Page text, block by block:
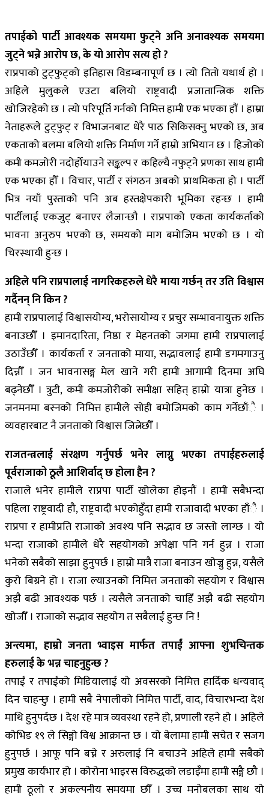
तपाईको पार्टी आवश्यक समयमा फुट्ने अनि अनावश्यक समयमा
जुट्ने भन्ने आरोप छ, के यो आरोप सत्य हो ?
राप्रपाको टुट्फुट्को इतिहास विडम्बनापूर्ण छ । त्यो तितो यथार्थ हो ।
अहिले मुलुकले एउटा बलियो राष्ट्रवादी प्रजातान्त्रिक शक्ति
खोजिरहेको छ । त्यो परिपूर्ति गर्नको निमित्त हामी एक भएका हौं । हाम्रा
नेताहरूले टुट्फुट् र विभाजनबाट धेरै पाठ सिकिसक्नु भएको छ, अब
एकताको बलमा बलियो शक्ति निर्माण गर्ने हाम्रो अभियान छ । हिजोको
कमी कमजोरी नदोर्होयाउने सङ्कल्प र कहिल्यै नफुट्ने प्रणका साथ हामी
एक भएका हौँ । विचार, पार्टी र संगठन अबको प्राथमिकता हो । पार्टी
भित्र नयाँ पुस्ताको पनि अब हस्तक्षेपकारी भूमिका रहन्छ । हामी
पार्टीलाई एकजुट् बनाएर लैजान्छौ । राप्रपाको एकता कार्यकर्ताको
भावना अनुरुप भएको छ, समयको माग बमोजिम भएको छ । यो
चिरस्थायी हुन्छ ।
अहिले पनि राप्रपालाई नागरिकहरुले धेरै माया गर्छन् तर उति विश्वास
गर्दैनन् नि किन ?
हामी राप्रपालाई विश्वासयोग्य, भरोसायोग्य र प्रचुर सम्भावनायुक्त शक्ति
बनाउछौँ । इमानदारिता, निष्ठा र मेहनतको जगमा हामी राप्रपालाई
उठाउँछौँ । कार्यकर्ता र जनताको माया, सद्भावलाई हामी डगमगाउनु
दिन्नौँ । जन भावनासङ्ग मेल खाने गरी हामी आगामी दिनमा अघि
बढ्नेछौँ । त्रुटी, कमी कमजोरीको समीक्षा सहित् हाम्रो यात्रा हुनेछ ।
जनमनमा बस्नको निमित्त हामीले सोही बमोजिमको काम गर्नेछाँै ।
व्यवहारबाट नै जनताको विश्वास जित्नेछौँ ।
राजतन्त्रलाई संरक्षण गर्नुपर्छ भनेर लाग्नु भएका तपाईहरुलाई
पूर्वराजाको ठूलै आशिर्वाद् छ होला हैन ?
राजाले भनेर हामीले राप्रपा पार्टी खोलेका होइनौं । हामी सबैभन्दा
पहिला राष्ट्रवादी हौ, राष्ट्रवादी भएकोहुँदा हामी राजावादी भएका हाँै ।
राप्रपा र हामीप्रति राजाको अवश्य पनि सद्भाव छ जस्तो लाग्छ । यो
भन्दा राजाको हामीले धेरै सहयोगको अपेक्षा पनि गर्न हुन्न । राजा
भनेको सबैको साझा हुनुपर्छ । हाम्रो मात्रै राजा बनाउन खोज्नु हुन्न, यसैले
कुरो बिग्रने हो । राजा ल्याउनको निमित्त जनताको सहयोग र विश्वास
अझै बढी आवश्यक पर्छ । त्यसैले जनताको चाहिँ अझै बढी सहयोग
खोजौँ । राजाको सद्भाव सहयोग त सबैलाई हुन्छ नि !
अन्त्यमा, हाम्रो जनता भ्वाइस मार्फत तपाईं आफ्ना शुभचिन्तक
हरुलाई के भन्न चाहनुहुन्छ ?
तपाईं र तपाईंको मिडियालाई यो अवसरको निमित्त हार्दिक धन्यवाद्
दिन चाहन्छु । हामी सबै नेपालीको निमित्त पार्टी, वाद, विचारभन्दा देश
माथि हुनुपर्दछ । देश रहे मात्र व्यवस्था रहने हो, प्रणाली रहने हो । अहिले
कोभिड १९ ले सिङ्गो विश्व आक्रान्त छ । यो बेलामा हामी सचेत र सजग
हुनुपर्छ । आफू पनि बच्ने र अरुलाई नि बचाउने अहिले हामी सबैको
प्रमुख कार्यभार हो । कोरोना भाइरस विरुद्धको लडाइँमा हामी सङ्गै छौ ।
हामी ठूलो र अकल्पनीय समयमा छौँ । उच्च मनोबलका साथ यो